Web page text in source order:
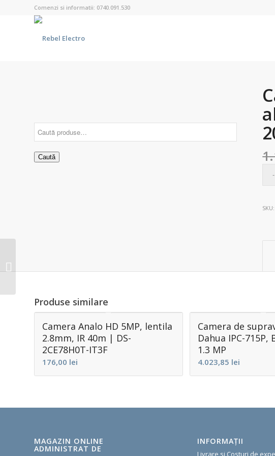
Comenzi si informatii: 0740.091.530
Caută
Produse similare
Camera Analo HD 5MP, lentila
2.8mm, IR 40m | DS-
2CE78H0T-IT3F
176,00 lei
Camera de
Dahua IPC-715P,
1.3 MP
4.023,85 lei
MAGAZIN ONLINE
ADMINISTRAT DE
INFORMAŢII
Livrare si Costuri de
2,8mm, 0,01 lx, IR max.